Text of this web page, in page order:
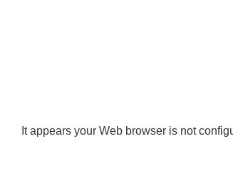
It appears your Web browser is not